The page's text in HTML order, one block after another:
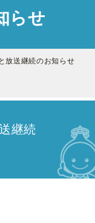
らせ
放送継続のお知らせ
継続